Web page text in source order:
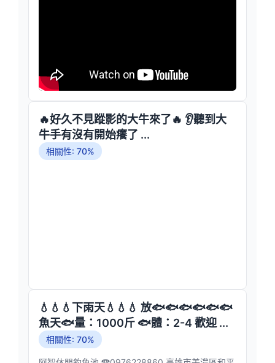
🔥好久不見蹤影的大牛來了🔥 👂聽到大
牛手有沒有開始癢了 ...
相關性: 70%
💧💧💧下雨天💧💧💧 放🐟🐟🐟🐟🐟🐟
魚天🐟量：1000斤 🐟體：2-4 歡迎 ...
相關性: 70%